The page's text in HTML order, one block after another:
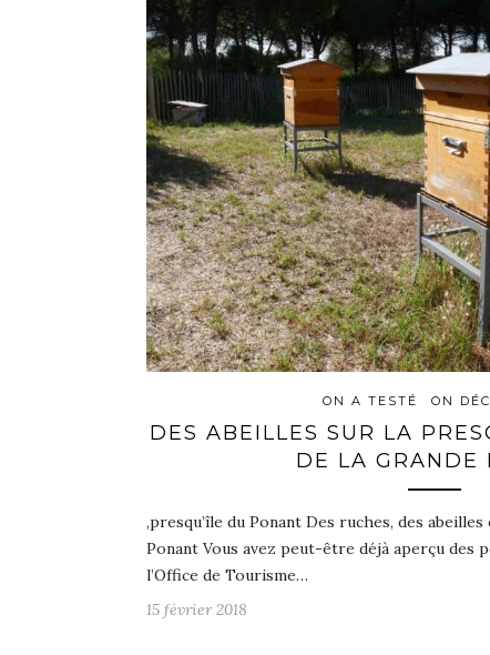
ON A TESTÉ ON
DES ABEILLES SUR LA
DE LA GRANDE
,presqu’île du Ponant Des ruches, des
Ponant Vous avez peut-être déjà aperçu des
l’Office de Tourisme…
15 février 2018